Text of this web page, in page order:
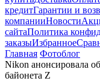
кредитГарантии и
компанииНовости
сайтаПолитика
заказыИзбранное
Главная Фотоблог
Nikon анонсировала
байонета Z